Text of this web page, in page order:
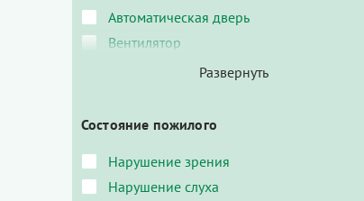
Автоматическая дверь
Вентилятор
Состояние пожилого
Нарушение зрения
Нарушение слуха